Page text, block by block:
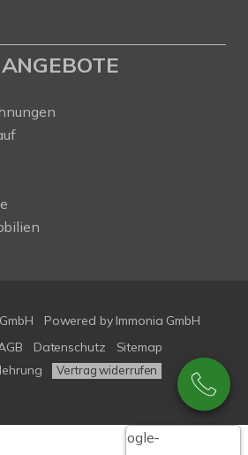
Powered by Immonia GmbH
Datenschutz
Sitemap
Vertrag widerrufen
Google-